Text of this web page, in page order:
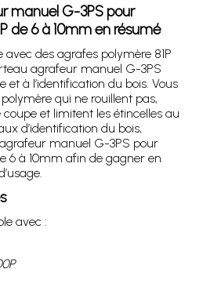
manuel G-3PS pour
de 6 à 10mm en résumé
des agrafes polymère 81P
agrafeur manuel G-3PS
et à l’identification du bois. Vous
qui ne rouillent pas,
et limitent les étincelles au
d’identification du bois,
manuel G-3PS pour
6 à 10mm afin de gagner en
avec :